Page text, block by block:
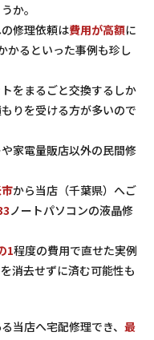
か。
修理依頼は費用が高額に
かるといった事例も珍し
をまるごと交換するしか
りを受ける方が多いので
家電量販店以外の民間修
から当店（千葉県）へご
ノートパソコンの液晶修
1程度の費用で直せた実例
消去せずに済む可能性も
当店へ宅配修理でき、 最